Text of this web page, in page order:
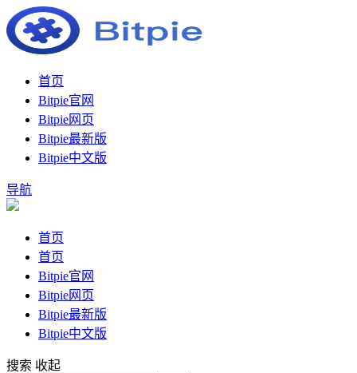
首页
Bitpie官网
Bitpie网页
Bitpie最新版
Bitpie中文版
导航
首页
首页
Bitpie官网
Bitpie网页
Bitpie最新版
Bitpie中文版
搜索 收起